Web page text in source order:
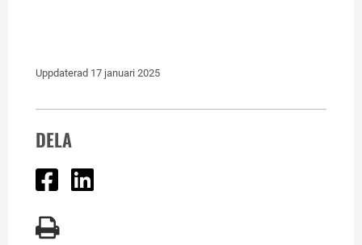
Uppdaterad 17 januari 2025
DELA
Dela på Facebook